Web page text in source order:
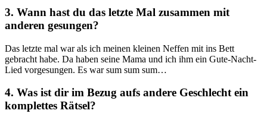
3. Wann hast du das letzte Mal zusammen mit
anderen gesungen?
Das letzte mal war als ich meinen kleinen Neffen mit ins Bett
gebracht habe. Da haben seine Mama und ich ihm ein Gute-Nacht-
Lied vorgesungen. Es war sum sum sum…
4. Was ist dir im Bezug aufs andere Geschlecht ein
komplettes Rätsel?